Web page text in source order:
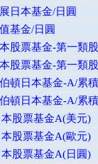
日本基金/日圓
基金/日圓
股票基金-第一類
股票基金-第一類
頓日本基金-A/累
頓日本基金-A/累
股票基金A(美元)
股票基金A(歐元)
股票基金A(日圓)